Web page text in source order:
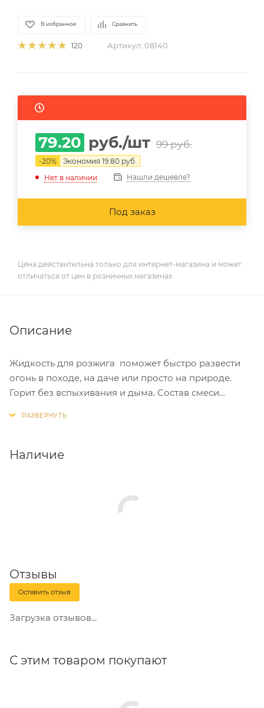
В избранное Сравнить
120 Артикул: 08140
79.20 руб./шт 99руб.
-20% Экономия 19.80 руб.
Нет в наличии
Нашли дешевле?
Под заказ
Цена действительна только для интернет-магазина и может
отличаться от цен в розничных магазинах
Описание
Жидкость для розжига поможет быстро развести
огонь в походе, на даче или просто на природе.
Горит без вспыхивания и дыма. Состав смеси
Способ применения: Небольшим количеством
течение 1-2 минут, подожгите.
Состав: Смесь жидких углеводородов.
Срок годности: Не ограничен.
Температурный режим: Температурные
Наличие
Отзывы
Оставить отзыв
Загрузка отзывов...
С этим товаром покупают